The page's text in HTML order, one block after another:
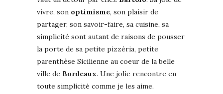
vivre, son optimisme, son plaisir de
partager, son savoir-faire, sa cuisine, sa
simplicité sont autant de raisons de pousser
la porte de sa petite pizzéria, petite
parenthèse Sicilienne au coeur de la belle
ville de Bordeaux. Une jolie rencontre en
toute simplicité comme je les aime.